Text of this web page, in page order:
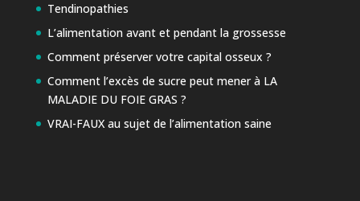
Tendinopathies
L’alimentation avant et pendant la grossesse
Comment préserver votre capital osseux ?
Comment l’excès de sucre peut mener à LA
MALADIE DU FOIE GRAS ?
VRAI-FAUX au sujet de l’alimentation saine